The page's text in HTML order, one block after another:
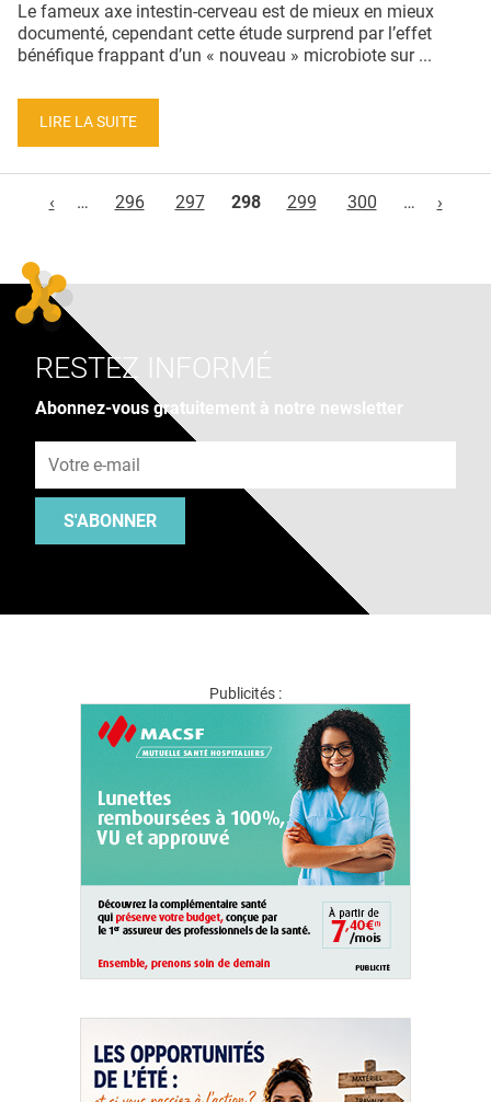
Le fameux axe intestin-cerveau est de mieux en mieux
documenté, cependant cette étude surprend par l’effet
bénéfique frappant d’un « nouveau » microbiote sur ...
LIRE LA SUITE
‹
… 296 297 298 299 300 … ›
RESTEZ INFORMÉ
Abonnez-vous gratuitement à notre newsletter
S'ABONNER
Publicités :